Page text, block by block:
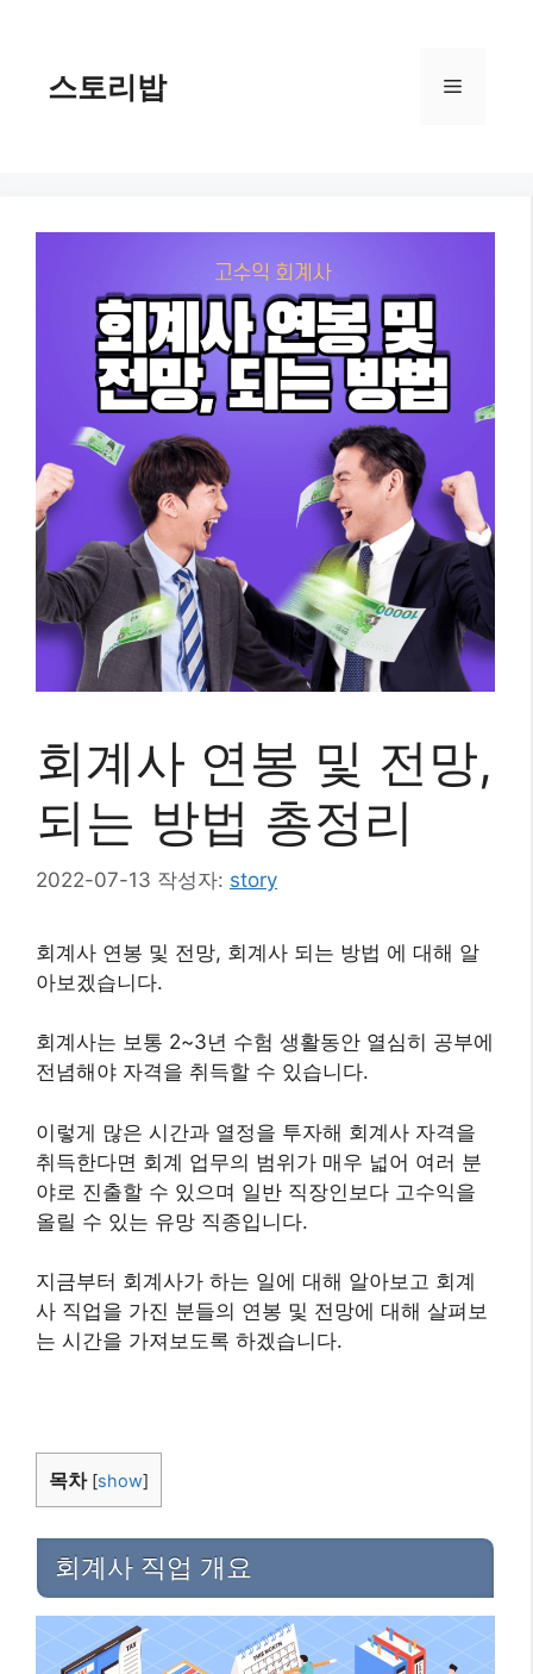
스토리밥 메
회계사 연봉 및 전망,
되는 방법 총정리
2022-07-13 작성자: story
회계사 연봉 및 전망, 회계사 되는 방법 에 대해 알
아보겠습니다.
회계사는 보통 2~3년 수험 생활동안 열심히 공부에
전념해야 자격을 취득할 수 있습니다.
이렇게 많은 시간과 열정을 투자해 회계사 자격을
취득한다면 회계 업무의 범위가 매우 넓어 여러 분
야로 진출할 수 있으며 일반 직장인보다 고수익을
올릴 수 있는 유망 직종입니다.
지금부터 회계사가 하는 일에 대해 알아보고 회계
사 직업을 가진 분들의 연봉 및 전망에 대해 살펴보
는 시간을 가져보도록 하겠습니다.
목차 [show]
회계사 직업 개요